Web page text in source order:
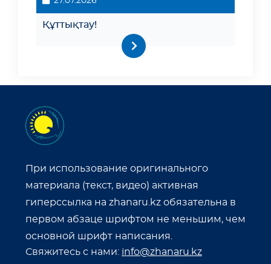
Құттықтау!
При использование оригинального
материала (текст, видео) активная
гиперссылка на zhanaru.kz обязательна в
первом абзаце шрифтом не меньшим, чем
основной шрифт написания.
Свяжитесь с нами: info@zhanaru.kz